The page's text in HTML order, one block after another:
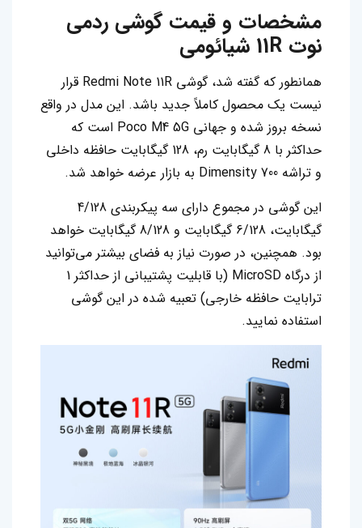
مشخصات و قیمت گوشی ردمی
نوت 11R شیائومی
همانطور که گفته شد، گوشی Redmi Note 11R قرار
نیست یک محصول کاملاً جدید باشد. این مدل در واقع
نسخه بروز شده و جهانی Poco M4 5G است که
حداکثر با 8 گیگابایت رم، 128 گیگابایت حافظه داخلی
و تراشه Dimensity 700 به بازار عرضه خواهد شد.
این گوشی در مجموع دارای سه پیکربندی 4/128
گیگابایت، 6/128 گیگابایت و 8/128 گیگابایت خواهد
بود. همچنین، در صورت نیاز به فضای بیشتر می‌توانید
از درگاه MicroSD (با قابلیت پشتیبانی از حداکثر 1
ترابایت حافظه خارجی) تعبیه شده در این گوشی
استفاده نمایید.